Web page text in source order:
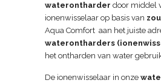
waterontharder door middel
ionenwisselaar op basis van
Aqua Comfort aan het juiste
waterontharders
het ontharden van water
De ionenwisselaar in onze